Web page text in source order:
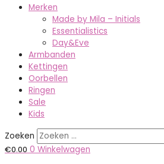
Merken
Made by Mila – Initials
Essentialistics
Day&Eve
Armbanden
Kettingen
Oorbellen
Ringen
Sale
Kids
Zoeken
€0.00 0 Winkelwagen